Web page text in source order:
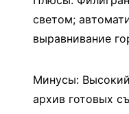
светом;
выравнивание
Минусы:
архив готовых